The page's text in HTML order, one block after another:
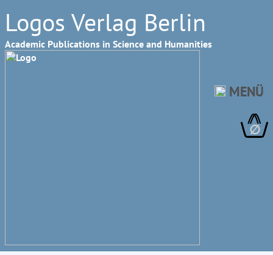
Logos Verlag Berlin
Academic Publications in Science and Humanities
∅
MENÜ